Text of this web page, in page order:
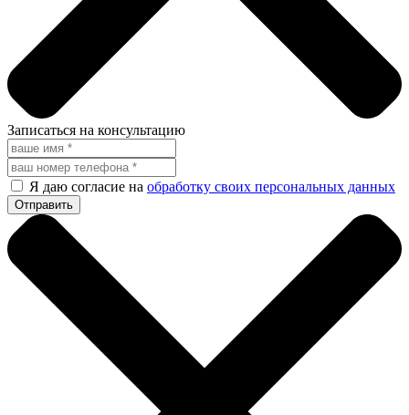
Записаться на консультацию
Я даю согласие на обработку своих персональных данных